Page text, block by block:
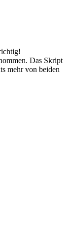
Das Skript
mehr von beiden